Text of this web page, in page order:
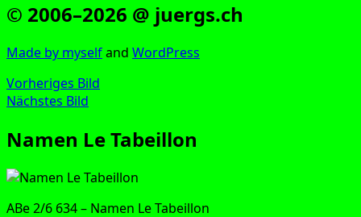
© 2006–2026 @ juergs.ch
Made by mys­elfand Word­Press
Vorheriges Bild
Nächstes Bild
Namen Le Tabeillon
ABe 2/6 634 – Namen Le Tabeillon